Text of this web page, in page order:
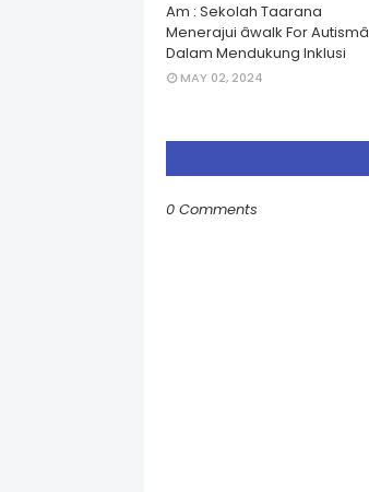
Am : Sekolah Taarana
Menerajui âwalk For Autismâ
Dalam Mendukung Inklusi
MAY 02, 2024
0 Comments